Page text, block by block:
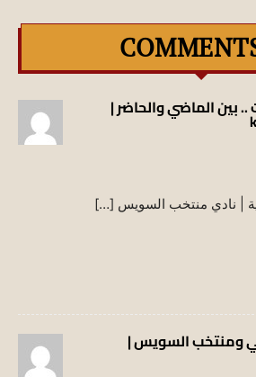
.. بين الماضي والحاضر |
| نادي منتخب السويس […]
ومنتخب السويس |